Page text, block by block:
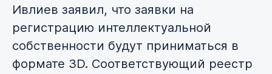
Ивлиев заявил, что заявки на
регистрацию интеллектуальной
собственности будут приниматься в
формате 3D. Соответствующий реестр